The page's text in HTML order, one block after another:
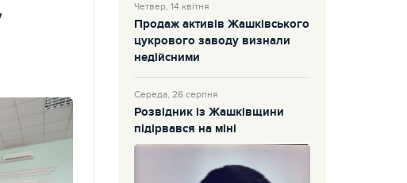
Четвер, 14 квітня
Продаж активів Жашківського
цукрового заводу визнали
недійсними
Середа, 26 серпня
Розвідник із Жашківщини
підірвався на міні